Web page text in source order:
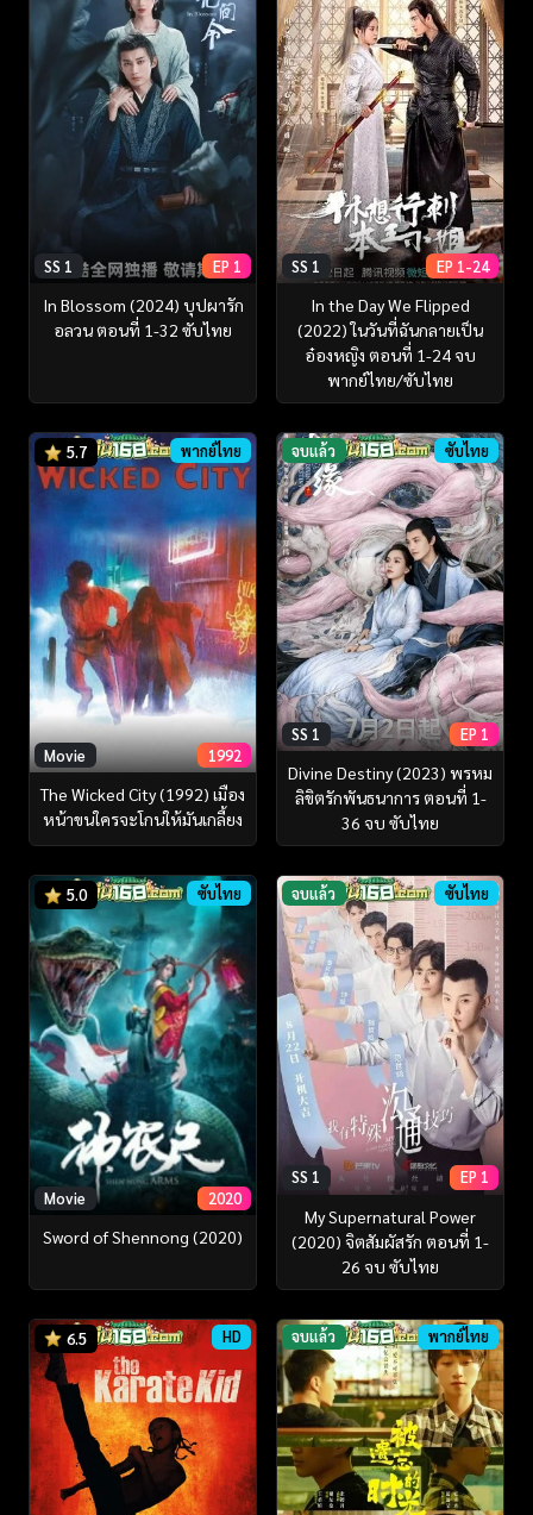
SS 1 EP 1
In Blossom (2024) บุปผารัก
อลวน ตอนที่ 1-32 ซับไทย
SS 1 EP 1-24
In the Day We Flipped
(2022) ในวันที่ฉันกลายเป็น
อ๋องหญิง ตอนที่ 1-24 จบ
พากย์ไทย/ซับไทย
5.7 พากย์ไทย
Movie 1992
The Wicked City (1992) เมือง
หน้าขนใครจะโกนให้มันเกลี้ยง
จบแล้ว ซับไทย
SS 1 EP 1
Divine Destiny (2023) พรหม
ลิขิตรักพันธนาการ ตอนที่ 1-
36 จบ ซับไทย
5.0 ซับไทย
Movie 2020
Sword of Shennong (2020)
จบแล้ว ซับไทย
SS 1 EP 1
My Supernatural Power
(2020) จิตสัมผัสรัก ตอนที่ 1-
26 จบ ซับไทย
6.5 HD จบแล้ว พากย์ไทย